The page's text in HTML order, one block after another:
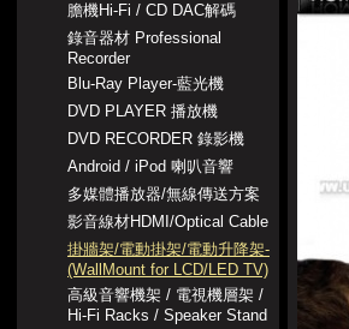
膽機Hi-Fi / CD DAC解碼
錄音器材 Professional
Recorder
Blu-Ray Player-藍光機
DVD PLAYER 播放機
DVD RECORDER 錄影機
Android / iPod 喇叭音響
多媒體播放器/無線傳送方案
影音線材HDMI/Optical Cable
掛牆架/電動掛架/電動升降架-
(WallMount for LCD/LED TV)
高級音響機架 / 電視機層架 /
Hi-Fi Racks / Speaker Stand